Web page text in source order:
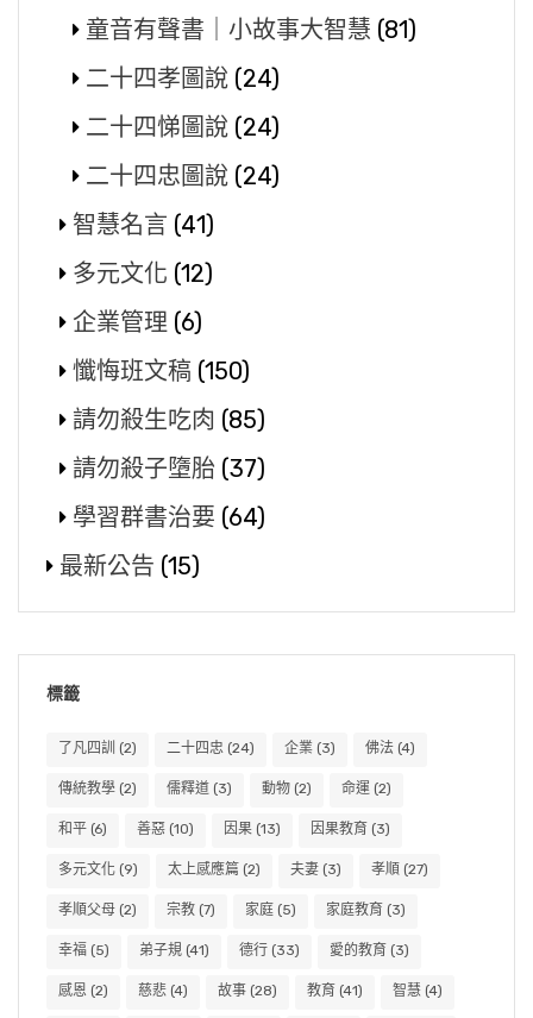
童音有聲書｜小故事大智慧 (81)
二十四孝圖說 (24)
二十四悌圖說 (24)
二十四忠圖說 (24)
智慧名言 (41)
多元文化 (12)
企業管理 (6)
懺悔班文稿 (150)
請勿殺生吃肉 (85)
請勿殺子墮胎 (37)
學習群書治要 (64)
最新公告 (15)
標籤
了凡四訓 (2) 二十四忠 (24) 企業 (3) 佛法 (4)
傳統教學 (2) 儒釋道 (3) 動物 (2) 命運 (2)
和平 (6) 善惡 (10) 因果 (13) 因果教育 (3)
多元文化 (9) 太上感應篇 (2) 夫妻 (3) 孝順 (27)
孝順父母 (2) 宗教 (7) 家庭 (5) 家庭教育 (3)
幸福 (5) 弟子規 (41) 德行 (33) 愛的教育 (3)
感恩 (2) 慈悲 (4) 故事 (28) 教育 (41) 智慧 (4)